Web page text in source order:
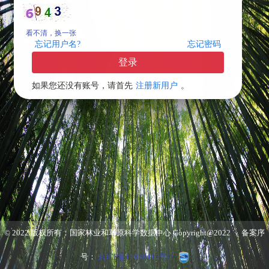
看不清，换一张
忘记密码
忘记用户名?
登录
如果您还没有账号，请首先 注册新用户 。
© 2022 版权所有：国家林业和草原科学数据中心 Copyright@2022 备案序
号： 京ICP备11030415号-2